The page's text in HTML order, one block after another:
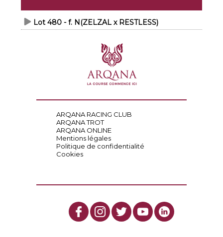
Lot 480 - f. N(ZELZAL x RESTLESS)
ARQANA RACING CLUB
ARQANA TROT
ARQANA ONLINE
Mentions légales
Politique de confidentialité
Cookies